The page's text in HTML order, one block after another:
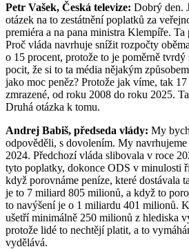
Petr Vašek, Česká televize: Dobrý den.
otázek na to zestátnění poplatků za
premiéra a na pana ministra Klempíře.
Proč vláda navrhuje snížit rozpočty
o 15 procent, protože to je poměrně tvrdý
pocit, že si to ta média nějakým
jako moc peněz? Protože jak víme, tak
zmrazené, od roku 2008 do roku 2025.
Druhá otázka k tomu.
Andrej Babiš, předseda vlády: My
odpověděli, s dovolením. My
2024. Předchozí vláda slibovala v roce
tyto poplatky, dokonce ODS v minulosti
když porovnáme peníze, které dostávala
je to 7 miliard 805 milionů, a když to
to navýšení je o 1 miliardu 401 milionů.
ušetří minimálně 250 milionů z hlediska
protože lidé to nechtějí platit, a to
vydělává.